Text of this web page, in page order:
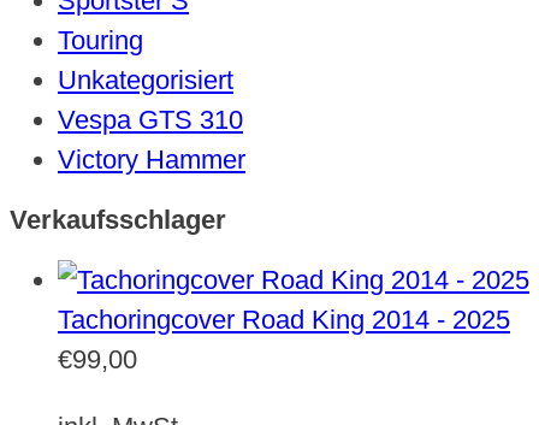
Touring
Unkategorisiert
Vespa GTS 310
Victory Hammer
Verkaufsschlager
Tachoringcover Road King 2014 - 2025
€99,00